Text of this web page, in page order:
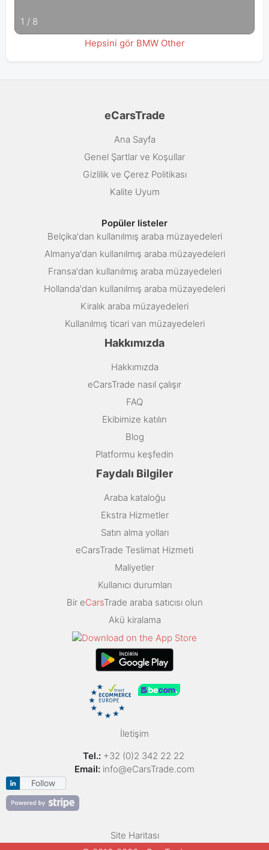
1 / 8
Hepsini gör BMW Other
eCarsTrade
Ana Sayfa
Genel Şartlar ve Koşullar
Gizlilik ve Çerez Politikası
Kalite Uyum
Popüler listeler
Belçika'dan kullanılmış araba müzayedeleri
Almanya'dan kullanılmış araba müzayedeleri
Fransa'dan kullanılmış araba müzayedeleri
Hollanda'dan kullanılmış araba müzayedeleri
Kiralık araba müzayedeleri
Kullanılmış ticari van müzayedeleri
Hakkımızda
Hakkımızda
eCarsTrade nasıl çalışır
FAQ
Ekibimize katılın
Blog
Platformu keşfedin
Faydalı Bilgiler
Araba kataloğu
Ekstra Hizmetler
Satın alma yolları
eCarsTrade Teslimat Hizmeti
Maliyetler
Kullanıcı durumları
Bir eCarsTrade araba satıcısı olun
Akü kiralama
İletişim
Tel.: +32 (0)2 342 22 22
Email: info@eCarsTrade.com
Follow
Site Haritası